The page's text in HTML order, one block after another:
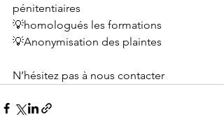
pénitentiaires
💡homologués les formations
💡Anonymisation des plaintes
N’hésitez pas à nous contacter